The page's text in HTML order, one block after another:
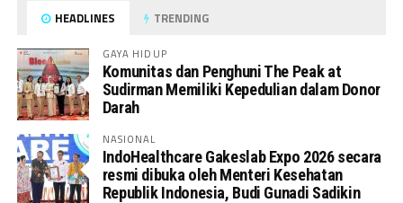
HEADLINES TRENDING
GAYA HIDUP
Komunitas dan Penghuni The Peak at
Sudirman Memiliki Kepedulian dalam Donor
Darah
NASIONAL
IndoHealthcare Gakeslab Expo 2026 secara
resmi dibuka oleh Menteri Kesehatan
Republik Indonesia, Budi Gunadi Sadikin